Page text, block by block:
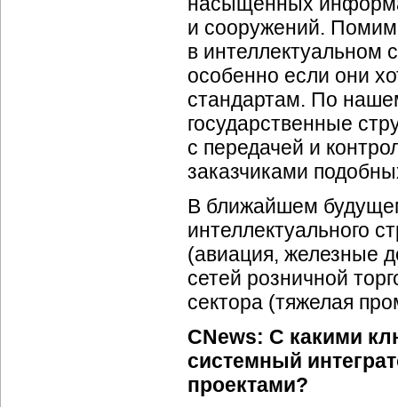
и сооружений.
в интеллектуальном
особенно если они
стандартам. По
государственные
с передачей и
заказчиками
В ближайшем
интеллектуального
(авиация, железные
сетей розничной
сектора (тяжелая
CNews: С какими
системный
проектами?